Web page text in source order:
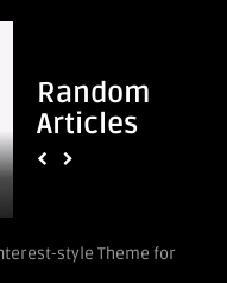
Random
Articles
style Theme for